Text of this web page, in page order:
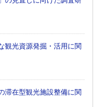
観光資源発掘・活用に関
滞在型観光施設整備に関